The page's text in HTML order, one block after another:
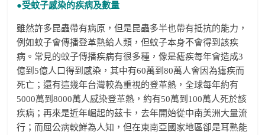
●受蚊子感染的疾病及數量
雖然許多昆蟲帶有病原，但是昆蟲多半也帶有抵抗的能力，
例如蚊子會傳播登革熱給人類，但蚊子本身不會得到該疾
病。常見的蚊子傳播疾病有很多種，像是瘧疾每年會造成3
億到5億人口得到感染，其中有60萬到80萬人會因為瘧疾而
死亡；還有這幾年台灣較為重視的登革熱，全球每年約有
5000萬到8000萬人感染登革熱，約有50萬到100萬人死於該
疾病；再來是近年崛起的茲卡，去年開始從中南美洲大量流
行；而屈公病較鮮為人知，但在東南亞國家地區卻是耳熟能